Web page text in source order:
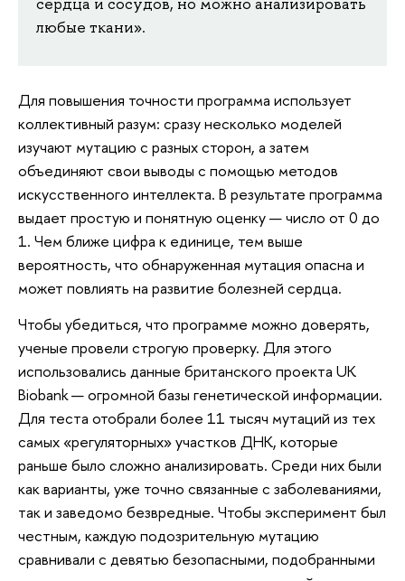
любые ткани».
Для повышения точности программа использует
коллективный разум: сразу несколько моделей
изучают мутацию с разных сторон, а затем
объединяют свои выводы с помощью методов
искусственного интеллекта. В результате программа
выдает простую и понятную оценку — число от 0 до
1. Чем ближе цифра к единице, тем выше
вероятность, что обнаруженная мутация опасна и
может повлиять на развитие болезней сердца.
Чтобы убедиться, что программе можно доверять,
ученые провели строгую проверку. Для этого
использовались данные британского проекта UK
Biobank — огромной базы генетической информации.
Для теста отобрали более 11 тысяч мутаций из тех
самых «регуляторных» участков ДНК, которые
раньше было сложно анализировать. Среди них были
как варианты, уже точно связанные с заболеваниями,
так и заведомо безвредные. Чтобы эксперимент был
честным, каждую подозрительную мутацию
сравнивали с девятью безопасными, подобранными